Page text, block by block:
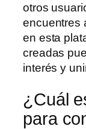
otros
encuentres
en esta
creadas
interés y
¿Cuál
para